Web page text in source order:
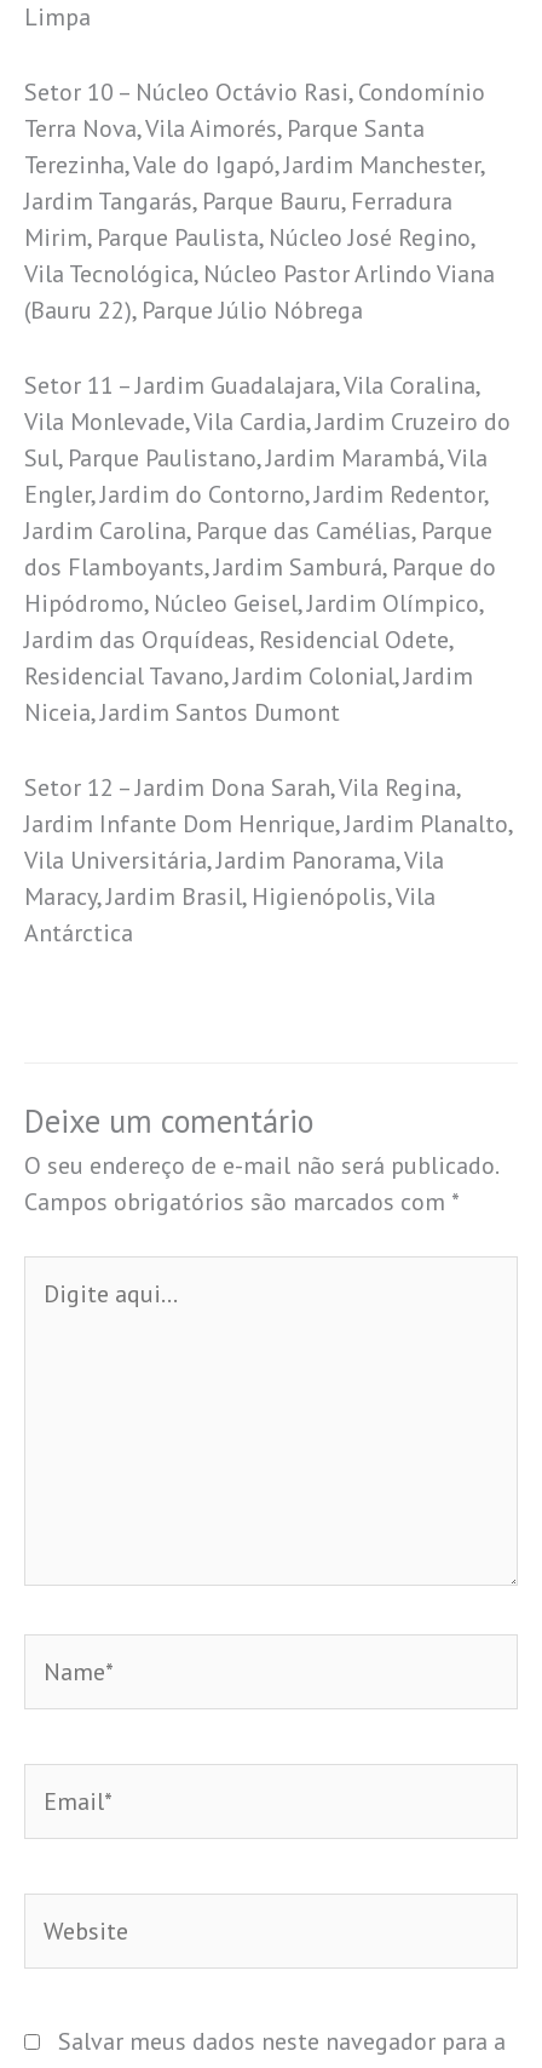
Limpa
Setor 10 – Núcleo Octávio Rasi, Condomínio
Terra Nova, Vila Aimorés, Parque Santa
Terezinha, Vale do Igapó, Jardim Manchester,
Jardim Tangarás, Parque Bauru, Ferradura
Mirim, Parque Paulista, Núcleo José Regino,
Vila Tecnológica, Núcleo Pastor Arlindo Viana
(Bauru 22), Parque Júlio Nóbrega
Setor 11 – Jardim Guadalajara, Vila Coralina,
Vila Monlevade, Vila Cardia, Jardim Cruzeiro do
Sul, Parque Paulistano, Jardim Marambá, Vila
Engler, Jardim do Contorno, Jardim Redentor,
Jardim Carolina, Parque das Camélias, Parque
dos Flamboyants, Jardim Samburá, Parque do
Hipódromo, Núcleo Geisel, Jardim Olímpico,
Jardim das Orquídeas, Residencial Odete,
Residencial Tavano, Jardim Colonial, Jardim
Niceia, Jardim Santos Dumont
Setor 12 – Jardim Dona Sarah, Vila Regina,
Jardim Infante Dom Henrique, Jardim Planalto,
Vila Universitária, Jardim Panorama, Vila
Maracy, Jardim Brasil, Higienópolis, Vila
Antárctica
Deixe um comentário
O seu endereço de e-mail não será publicado.
Campos obrigatórios são marcados com *
aqui...
Salvar meus dados neste navegador para a